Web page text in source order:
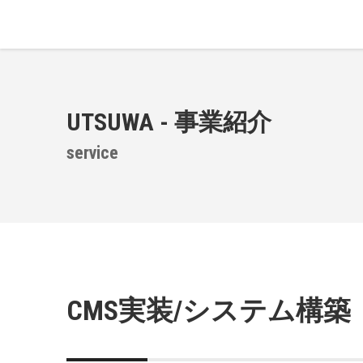
UTSUWA - 事業紹介
service
CMS実装/システム構築